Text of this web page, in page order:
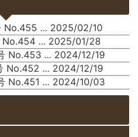
No.455 ... 2025/02/10
No.454 ... 2025/01/28
No.453 ... 2024/12/19
No.452 ... 2024/12/19
No.451 ... 2024/10/03